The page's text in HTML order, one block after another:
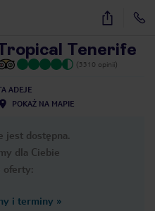
77
Tenerife
(3310 opinii)
ADEJE
POKAŻ NA MAPIE
jest dostępna.
dla Ciebie
oferty:
i terminy »